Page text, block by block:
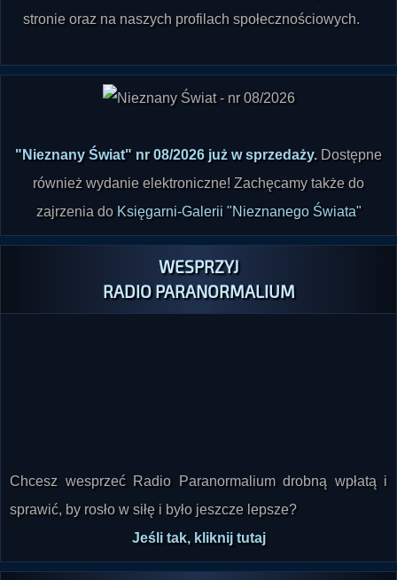
stronie oraz na naszych profilach społecznościowych.
"Nieznany Świat" nr 08/2026 już w sprzedaży. Dostępne
również wydanie elektroniczne! Zachęcamy także do
zajrzenia do Księgarni-Galerii "Nieznanego Świata"
WESPRZYJ
RADIO PARANORMALIUM
Chcesz wesprzeć Radio Paranormalium drobną wpłatą i
sprawić, by rosło w siłę i było jeszcze lepsze?
Jeśli tak, kliknij tutaj